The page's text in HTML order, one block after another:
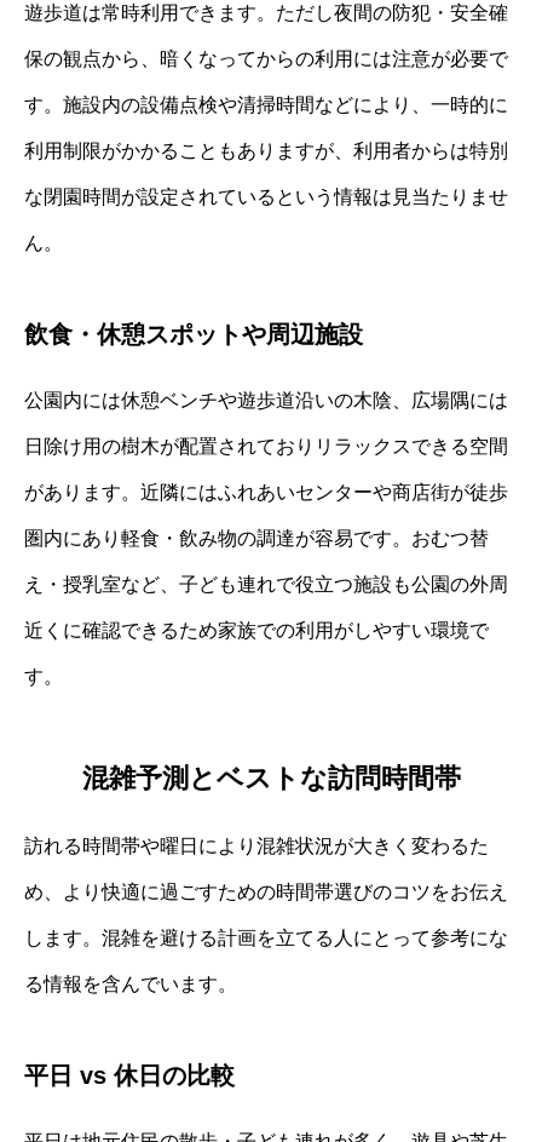
遊歩道は常時利用できます。ただし夜間の防犯・安全確
保の観点から、暗くなってからの利用には注意が必要で
す。施設内の設備点検や清掃時間などにより、一時的に
利用制限がかかることもありますが、利用者からは特別
な閉園時間が設定されているという情報は見当たりませ
ん。
飲食・休憩スポットや周辺施設
公園内には休憩ベンチや遊歩道沿いの木陰、広場隅には
日除け用の樹木が配置されておりリラックスできる空間
があります。近隣にはふれあいセンターや商店街が徒歩
圏内にあり軽食・飲み物の調達が容易です。おむつ替
え・授乳室など、子ども連れで役立つ施設も公園の外周
近くに確認できるため家族での利用がしやすい環境で
す。
混雑予測とベストな訪問時間帯
訪れる時間帯や曜日により混雑状況が大きく変わるた
め、より快適に過ごすための時間帯選びのコツをお伝え
します。混雑を避ける計画を立てる人にとって参考にな
る情報を含んでいます。
平日 vs 休日の比較